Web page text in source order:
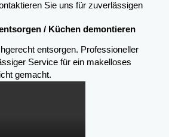
Sie uns für zuverlässigen
/ Küchen demontieren
entsorgen. Professioneller
Service für ein makelloses
gemacht.